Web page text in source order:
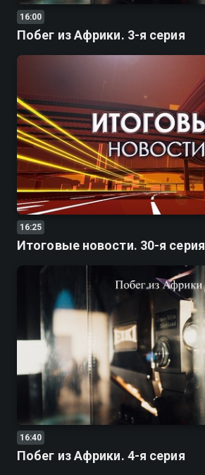
16:00
Побег из Африки. 3-я серия
16:25
Итоговые новости. 30-я серия
16:40
Побег из Африки. 4-я серия